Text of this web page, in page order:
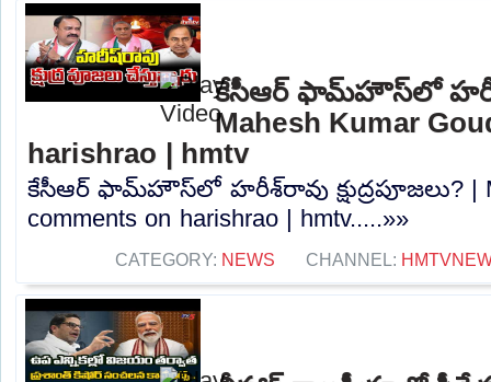
కేసీఆర్ ఫామ్‌హౌస్‌లో
Mahesh Kumar
harishrao | hmtv
కేసీఆర్ ఫామ్‌హౌస్‌లో హరీశ్‌రావు క్షుద్రపూజలు? |
comments on harishrao | hmtv.....»»
CATEGORY: NEWS CHANNEL: